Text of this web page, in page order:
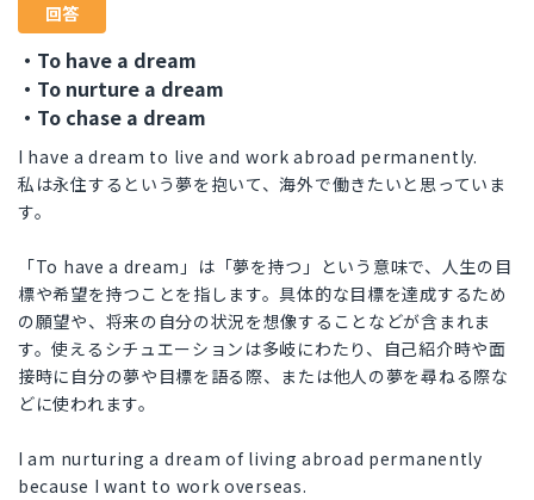
回答
・To have a dream
・To nurture a dream
・To chase a dream
I have a dream to live and work abroad permanently.
私は永住するという夢を抱いて、海外で働きたいと思っていま
す。
「To have a dream」は「夢を持つ」という意味で、人生の目
標や希望を持つことを指します。具体的な目標を達成するため
の願望や、将来の自分の状況を想像することなどが含まれま
す。使えるシチュエーションは多岐にわたり、自己紹介時や面
接時に自分の夢や目標を語る際、または他人の夢を尋ねる際な
どに使われます。
I am nurturing a dream of living abroad permanently
because I want to work overseas.